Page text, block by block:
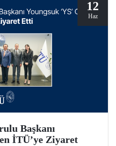
12
Haz
Başkanı
İTÜ’ye Ziyaret